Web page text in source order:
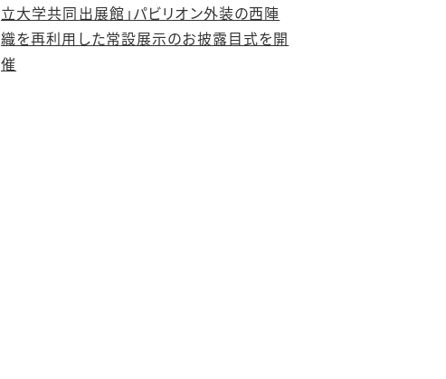
立大学共同出展館」パビリオン外装の西陣
織を再利用した常設展示のお披露目式を開
催